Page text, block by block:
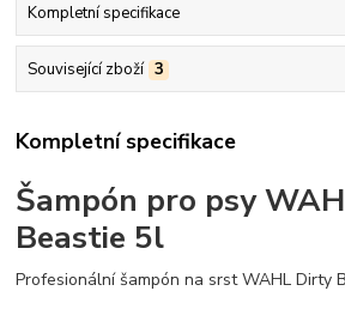
Kompletní specifikace
Související zboží 3
Kompletní specifikace
Šampón pro psy
Beastie 5l
Profesionální šampón na srst WAHL Dirty